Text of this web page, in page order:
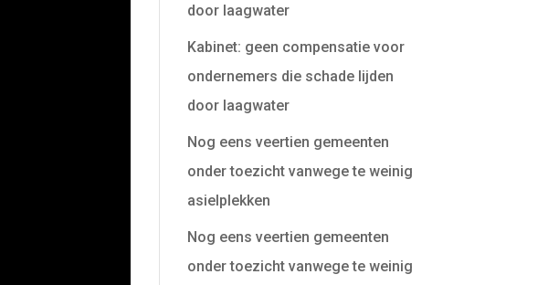
door laagwater
Kabinet: geen compensatie voor
ondernemers die schade lijden
door laagwater
Nog eens veertien gemeenten
onder toezicht vanwege te weinig
asielplekken
Nog eens veertien gemeenten
onder toezicht vanwege te weinig